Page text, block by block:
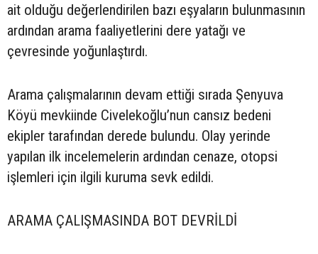
ait olduğu değerlendirilen bazı eşyaların bulunmasının
ardından arama faaliyetlerini dere yatağı ve
çevresinde yoğunlaştırdı.
Arama çalışmalarının devam ettiği sırada Şenyuva
Köyü mevkiinde Civelekoğlu’nun cansız bedeni
ekipler tarafından derede bulundu. Olay yerinde
yapılan ilk incelemelerin ardından cenaze, otopsi
işlemleri için ilgili kuruma sevk edildi.
ARAMA ÇALIŞMASINDA BOT DEVRİLDİ